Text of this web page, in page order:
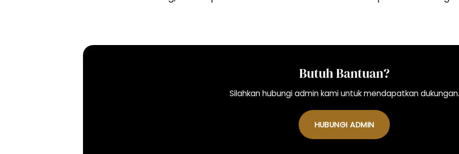
Butuh Bantuan?
Silahkan hubungi admin kami untuk mendapatkan dukungan.
HUBUNGI ADMIN